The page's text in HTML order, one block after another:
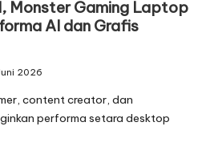
Monster Gaming Laptop
AI dan Grafis
2026
content creator, dan
performa setara desktop